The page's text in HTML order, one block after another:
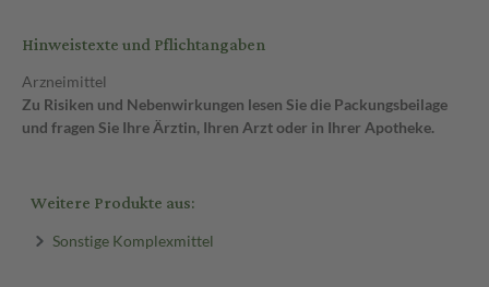
Hinweistexte und Pflichtangaben
Arzneimittel
Zu Risiken und Nebenwirkungen lesen Sie die Packungsbeilage
und fragen Sie Ihre Ärztin, Ihren Arzt oder in Ihrer Apotheke.
Weitere Produkte aus:
Sonstige Komplexmittel